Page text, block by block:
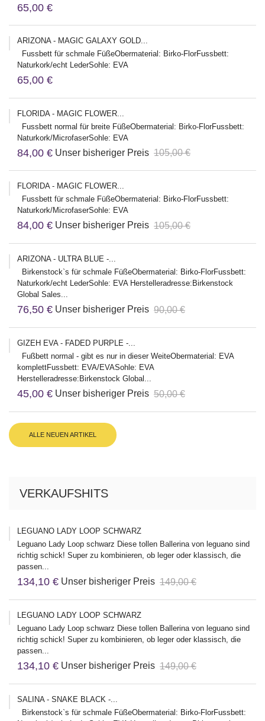
65,00 €
ARIZONA - MAGIC GALAXY GOLD...
Fussbett für schmale FüßeObermaterial: Birko-FlorFussbett:
Naturkork/echt LederSohle: EVA
65,00 €
FLORIDA - MAGIC FLOWER...
Fussbett normal für breite FüßeObermaterial: Birko-FlorFussbett:
Naturkork/MicrofaserSohle: EVA
84,00 € Unser bisheriger Preis 105,00 €
FLORIDA - MAGIC FLOWER...
Fussbett für schmale FüßeObermaterial: Birko-FlorFussbett:
Naturkork/MicrofaserSohle: EVA
84,00 € Unser bisheriger Preis 105,00 €
ARIZONA - ULTRA BLUE -...
Birkenstock`s für schmale FüßeObermaterial: Birko-FlorFussbett:
Naturkork/echt LederSohle: EVA Herstelleradresse:Birkenstock
Global Sales...
76,50 € Unser bisheriger Preis 90,00 €
GIZEH EVA - FADED PURPLE -...
Fußbett normal - gibt es nur in dieser WeiteObermaterial: EVA
komplettFussbett: EVA/EVASohle: EVA
Herstelleradresse:Birkenstock Global...
45,00 € Unser bisheriger Preis 50,00 €
ALLE NEUEN ARTIKEL
VERKAUFSHITS
LEGUANO LADY LOOP SCHWARZ
Leguano Lady Loop schwarz Diese tollen Ballerina von leguano sind
richtig schick! Super zu kombinieren, ob leger oder klassisch, die
passen...
134,10 € Unser bisheriger Preis 149,00 €
LEGUANO LADY LOOP SCHWARZ
Leguano Lady Loop schwarz Diese tollen Ballerina von leguano sind
richtig schick! Super zu kombinieren, ob leger oder klassisch, die
passen...
134,10 € Unser bisheriger Preis 149,00 €
SALINA - SNAKE BLACK -...
Birkenstock`s für schmale FüßeObermaterial: Birko-FlorFussbett: